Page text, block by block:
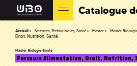
Catalogue
Accueil Sciences, Technologies, Santé Master Master
Droit, Nutrition, Santé
Master Biologie-Santé
Parcours Alimentation, Droit, Nutrition,